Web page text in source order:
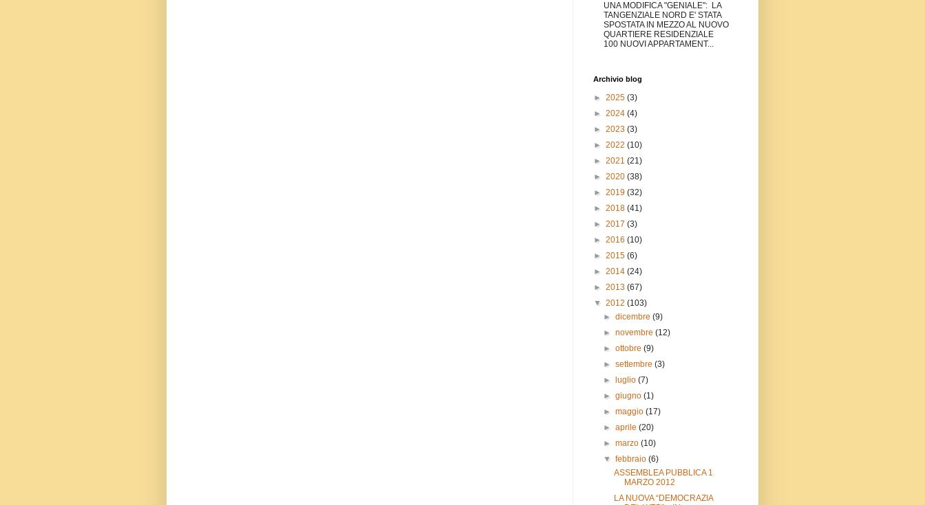
UNA MODIFICA "GENIALE": LA
TANGENZIALE NORD E' STATA
SPOSTATA IN MEZZO AL NUOVO
QUARTIERE RESIDENZIALE
100 NUOVI APPARTAMENT...
Archivio blog
► 2025 (3)
► 2024 (4)
► 2023 (3)
► 2022 (10)
► 2021 (21)
► 2020 (38)
► 2019 (32)
► 2018 (41)
► 2017 (3)
► 2016 (10)
► 2015 (6)
► 2014 (24)
► 2013 (67)
▼ 2012 (103)
►dicembre(9)
►novembre(12)
►ottobre(9)
►settembre(3)
►
luglio(7)
►giugno(1)
►maggio(17)
►aprile(20)
►marzo(10)
▼febbraio(6)
ASSEMBLEA PUBBLICA 1
MARZO 2012
LA NUOVA “DEMOCRAZIA